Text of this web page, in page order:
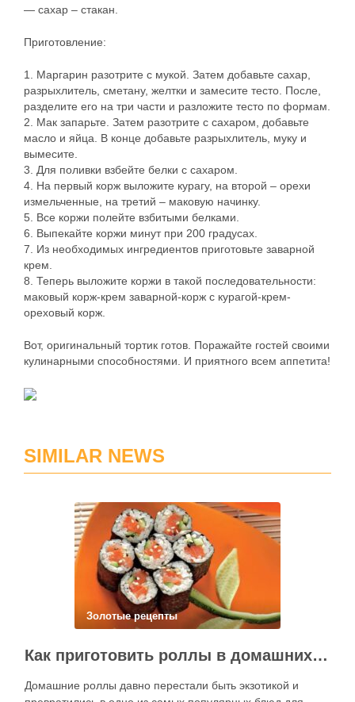
— сахар – стакан.
Приготовление:
1. Маргарин разотрите с мукой. Затем добавьте сахар,
разрыхлитель, сметану, желтки и замесите тесто. После,
разделите его на три части и разложите тесто по формам.
2. Мак запарьте. Затем разотрите с сахаром, добавьте
масло и яйца. В конце добавьте разрыхлитель, муку и
вымесите.
3. Для поливки взбейте белки с сахаром.
4. На первый корж выложите курагу, на второй – орехи
измельченные, на третий – маковую начинку.
5. Все коржи полейте взбитыми белками.
6. Выпекайте коржи минут при 200 градусах.
7. Из необходимых ингредиентов приготовьте заварной
крем.
8. Теперь выложите коржи в такой последовательности:
маковый корж-крем заварной-корж с курагой-крем-
ореховый корж.
Вот, оригинальный тортик готов. Поражайте гостей своими
кулинарными способностями. И приятного всем аппетита!
SIMILAR NEWS
Золотые рецепты
Как приготовить роллы в домашних условиях?
Домашние роллы давно перестали быть экзотикой и